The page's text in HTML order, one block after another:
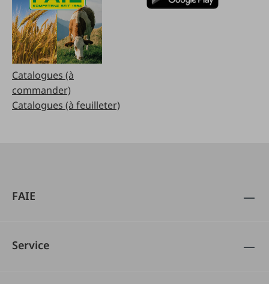
Catalogues (à
commander)
Catalogues (à feuilleter)
FAIE
Service